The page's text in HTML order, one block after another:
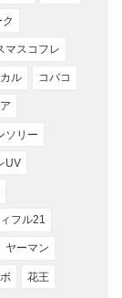
マスコフレ
ル コバコ
ソリー
UV
フル21
ヤーマン
花王